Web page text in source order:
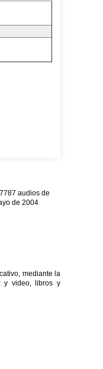
audios de
de 2004
mediante la
y video, libros y